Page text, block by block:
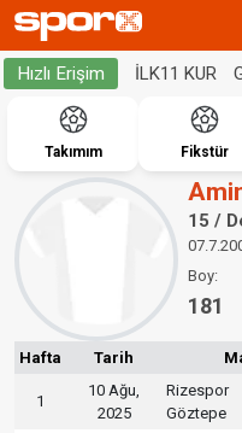
Hızlı Erişim İLK11 KUR
Takımım Fikstür
15 /
Boy:
181
Hafta Tarih
1
10 Ağu,
2025
Rizespor
Göztepe